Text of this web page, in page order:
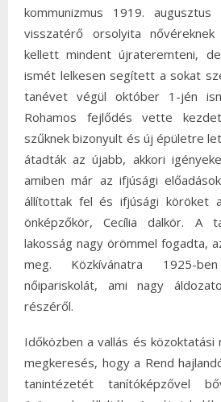
kommunizmus 1919.
visszatérő orsolyita
kellett mindent újrateremteni,
ismét lelkesen segített a sokat
tanévet végül október 1-jén
Rohamos fejlődés vette
szűknek bizonyult és új épületre
átadták az újabb, akkori
amiben már az ifjúsági
állítottak fel és ifjúsági köröket
önképzőkör, Cecília dalkör. A
lakosság nagy örömmel fogadta,
meg. Közkívánatra 1925-
nőipariskolát, ami nagy
részéről.
Időközben a vallás és
megkeresés, hogy a Rend
tanintézetét tanítóképzővel